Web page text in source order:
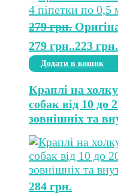
279грн.
279 грн..223 грн.
Додати в кошик
Краплі на
собак від 10 до
зовнішніх та
284 грн.